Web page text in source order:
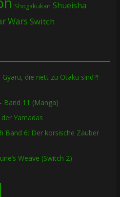
Shogakukan Shueisha
Wars Switch
Gyaru, die nett zu Otaku sind?! –
Band 11 (Manga)
Yamadas
Band 6: Der korsische Zauber
Weave (Switch 2)